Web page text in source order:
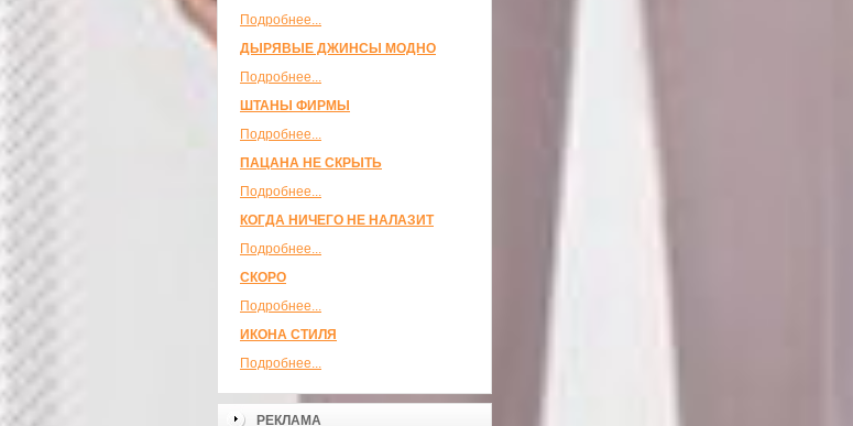
Подробнее...
ДЫРЯВЫЕ ДЖИНСЫ МОДНО
Подробнее...
ШТАНЫ ФИРМЫ
Подробнее...
ПАЦАНА НЕ СКРЫТЬ
Подробнее...
КОГДА НИЧЕГО НЕ НАЛАЗИТ
Подробнее...
СКОРО
Подробнее...
ИКОНА СТИЛЯ
Подробнее...
РЕКЛАМА